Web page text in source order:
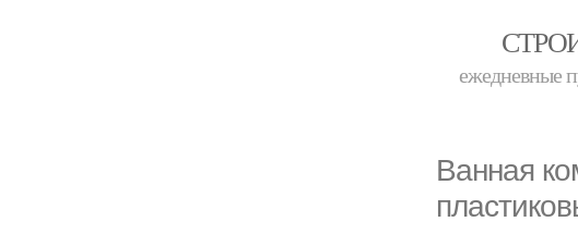
ежедневные
Ванная